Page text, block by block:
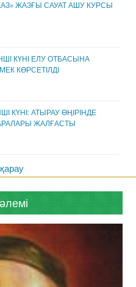
ЖАЗҒЫ САУАТ АШУ КУРСЫ
КҮНІ ЕЛУ ОТБАСЫНА
КӨРСЕТІЛДІ
КҮНІ: АТЫРАУ ӨҢІРІНДЕ
ЖАЛҒАСТЫ